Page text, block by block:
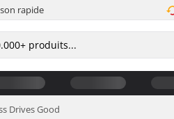
rapide
Drives Good